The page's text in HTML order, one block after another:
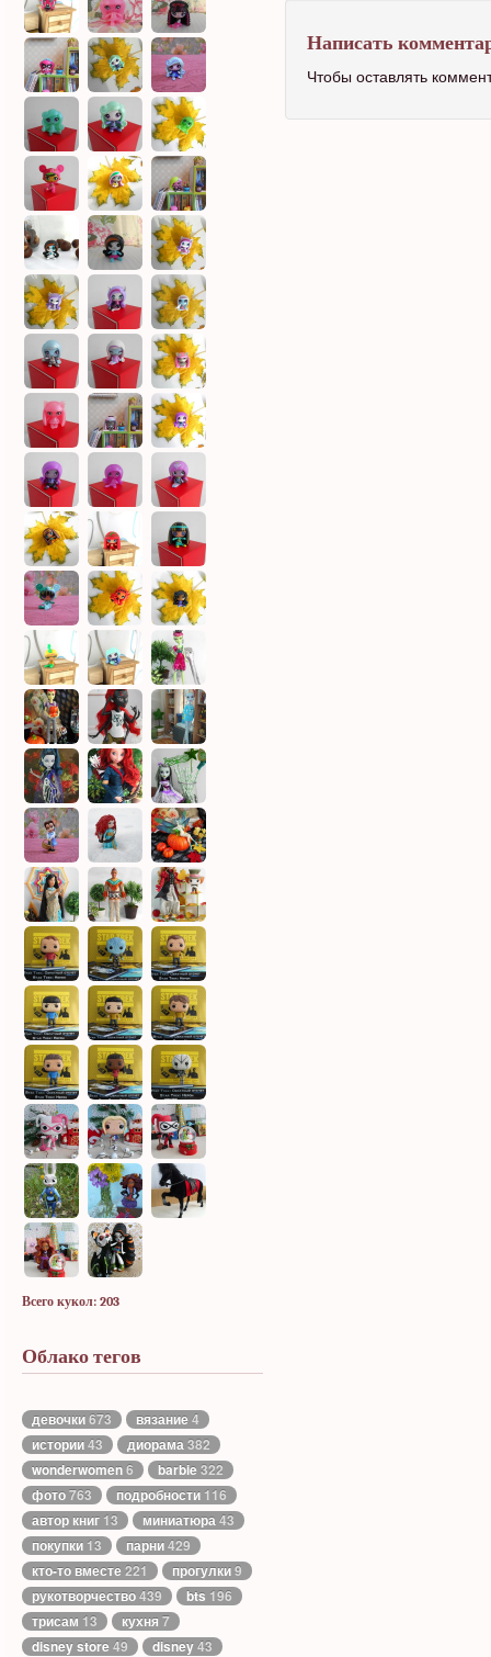
Всего кукол: 203
Облако тегов
девочки673 вязание4
истории43 диорама382
wonderwomen6 barbie322
фото763 подробности 116
автор книг 13 миниатюра43
покупки 13 парни429
кто-то вместе221 прогулки9
рукотворчество439 bts 196
трисам 13 кухня7
disney store49 disney43
Написать
Чтобы оставлять